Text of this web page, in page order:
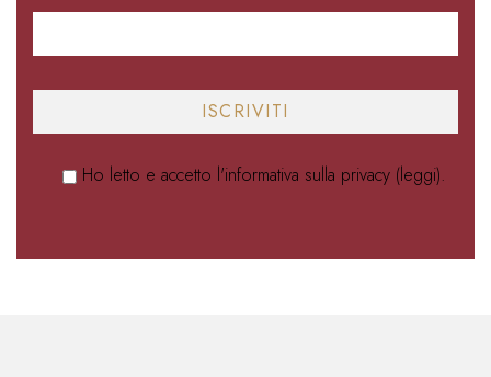
Ho letto e accetto l'informativa sulla privacy (leggi).